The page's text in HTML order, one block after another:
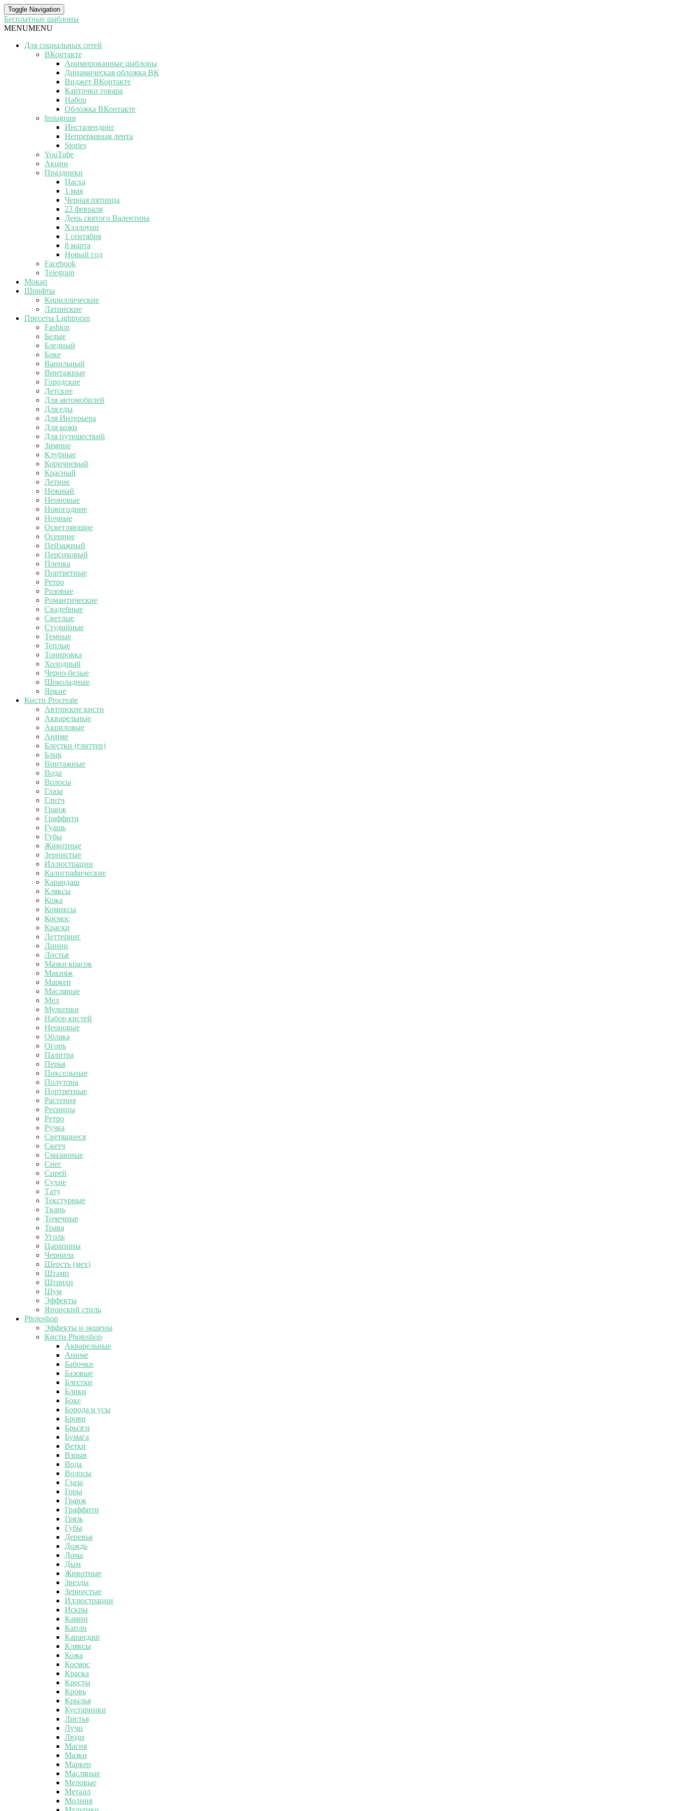
Toggle Navigation
Бесплатные шаблоны
MENUMENU
Для социальных сетей
ВКонтакте
Анимированные шаблоны
Динамическая обложка ВК
Виджет ВКонтакте
Карточки товара
Набор
Обложка ВКонтакте
Instagram
Инсталендинг
Непрерывная лента
Stories
YouTube
Акции
Праздники
Пасха
1 мая
Черная пятница
23 февраля
День святого Валентина
Хэллоуин
1 сентября
8 марта
Новый год
Facebook
Telegram
Мокап
Шрифты
Кириллические
Латинские
Пресеты Lightroom
Fashion
Белые
Бледный
Боке
Ванильный
Винтажные
Городские
Детские
Для автомобилей
Для еды
Для Интерьера
Для кожи
Для путешествий
Зимние
Клубные
Коричневый
Красный
Летние
Нежный
Неоновые
Новогодние
Ночные
Осветляющие
Осенние
Пейзажный
Персиковый
Пленка
Портретные
Ретро
Розовые
Романтические
Свадебные
Светлые
Студийные
Темные
Теплые
Тонировка
Холодный
Черно-белые
Шоколадные
Яркие
Кисти Procreate
Авторские кисти
Акварельные
Акриловые
Аниме
Блестки (глиттер)
Блик
Винтажные
Вода
Волосы
Глаза
Глитч
Гранж
Граффити
Гуашь
Губы
Животные
Зернистые
Иллюстрации
Калиграфические
Карандаш
Кляксы
Кожа
Комиксы
Космос
Краски
Леттеринг
Линии
Листья
Мазки красок
Макияж
Маркер
Масляные
Мел
Мультики
Набор кистей
Неоновые
Облака
Огонь
Палитра
Перья
Пиксельные
Полутона
Портретные
Растения
Ресницы
Ретро
Ручка
Светящиеся
Скетч
Смазанные
Снег
Спрей
Сухие
Тату
Текстурные
Ткань
Точечные
Трава
Уголь
Царапины
Чернила
Шерсть (мех)
Штамп
Штрихи
Шум
Эффекты
Японский стиль
Photoshop
Эффекты и экшены
Кисти Photoshop
Акварельные
Аниме
Бабочки
Базовые
Блестки
Блики
Боке
Борода и усы
Брови
Брызги
Бумага
Ветки
Взрыв
Вода
Волосы
Глаза
Горы
Гранж
Граффити
Грязь
Губы
Деревья
Дождь
Дома
Дым
Животные
Звезды
Зернистые
Иллюстрации
Искры
Камни
Капли
Карандаш
Кляксы
Кожа
Космос
Краска
Кресты
Кровь
Крылья
Кустарники
Листья
Лучи
Люди
Магия
Мазки
Маркер
Масляные
Меловые
Металл
Молния